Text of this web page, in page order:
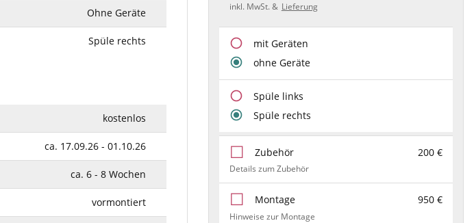
inkl. MwSt. & Lieferung
mit Geräten
ohne Geräte
Spüle links
Spüle rechts
Zubehör 200 €
Details zum Zubehör
Montage 950 €
Hinweise zur Montage
Ohne Geräte
Spüle rechts
kostenlos
ca. 17.09.26 - 01.10.26
ca. 6 - 8 Wochen
vormontiert